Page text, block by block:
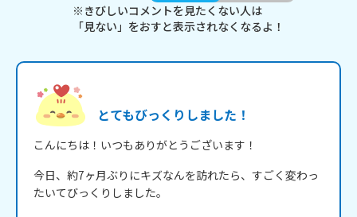
※きびしいコメントを見たくない人は
「見ない」をおすと表示されなくなるよ！
とてもびっくりしました！
こんにちは！いつもありがとうございます！
今日、約7ヶ月ぶりにキズなんを訪れたら、すごく変わっ
たいてびっくりしました。